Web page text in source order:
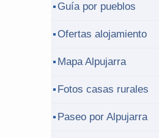
Guía por pueblos
Ofertas alojamiento
Mapa Alpujarra
Fotos casas rurales
Paseo por Alpujarra